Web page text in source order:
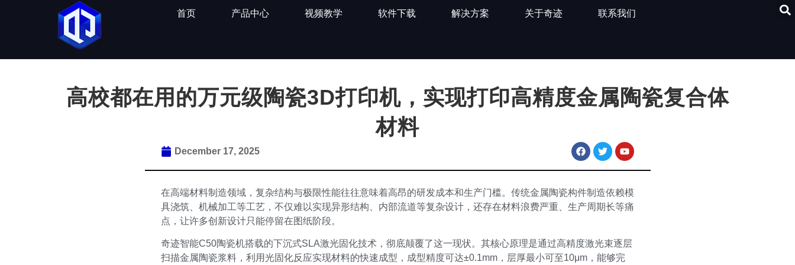
首页 产品中心 视频教学 软件下载 解决方案 关于奇迹 联系我们
高校都在用的万元级陶瓷3D打印机，实现打印高精度金属陶瓷复合体
材料
December 17, 2025
在高端材料制造领域，复杂结构与极限性能往往意味着高昂的研发成本和生产门槛。传统金属陶瓷构件制造依赖模
具浇筑、机械加工等工艺，不仅难以实现异形结构、内部流道等复杂设计，还存在材料浪费严重、生产周期长等痛
点，让许多创新设计只能停留在图纸阶段。
奇迹智能C50陶瓷机搭载的下沉式SLA激光固化技术，彻底颠覆了这一现状。其核心原理是通过高精度激光束逐层
扫描金属陶瓷浆料，利用光固化反应实现材料的快速成型，成型精度可达±0.1mm，层厚最小可至10μm，能够完